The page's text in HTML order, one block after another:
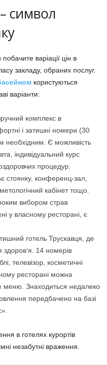
символ
побачите варіації цін в
закладу, обраних послуг.
користуються
варіанти:
комплекс в
і затишні номери (30
необхідним. Є можливість
індивідуальний курс
процедур.
стоянку, конференц-зал,
кабінет тощо.
вибором страв
у власному ресторані, є
готель Трускавця, де
14 номерів
телевізор, косметичні
ресторані можна
меню. Знаходиться недалеко
передбачено на базі
в готелях курортів
незабутні враження.